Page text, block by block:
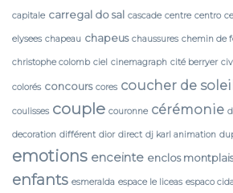
capitale carregal do sal cascade centre centro
elysees chapeau chapeus chaussures chemin de
christophe colomb ciel cinemagraph cité berryer
colorés concours cores coucher de
coulisses couple couronne cérémonie
decoration différent dior direct dj karl animation
emotions enceinte enclos
enfants esmeralda espace le liceas espaco